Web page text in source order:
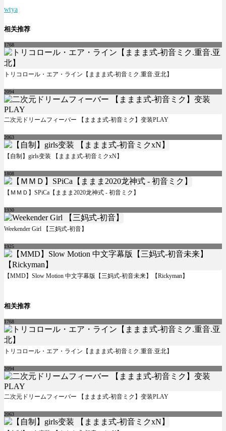
wtya
相关推荐
1768
トリコロール・エア・ライン【ままま式-初音ミク.重音.亚北】
2094
二次元ドリームフィーバー 【ままま式-初音ミク】变装PLAY
2063
【自制】girls变装 【ままま式-初音ミクxN】
1808
【ＭＭＤ】SPiCa【ままま2020龙神式 - 初音ミク】
1930
Weekender Girl 【三妈式-初音】
1925
【MMD】Slow Motion 中文字幕版【三妈式-初音未来】【Rickyman】
相关推荐
1768
トリコロール・エア・ライン【ままま式-初音ミク.重音.亚北】
2094
二次元ドリームフィーバー 【ままま式-初音ミク】变装PLAY
2063